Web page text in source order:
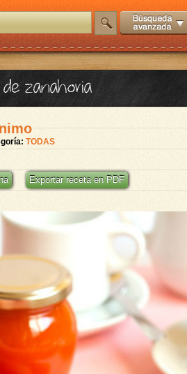
zanahoria
TODAS
Exportar receta en PDF